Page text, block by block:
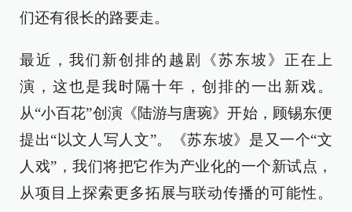
们还有很长的路要走。
最近，我们新创排的越剧《苏东坡》正在上
演，这也是我时隔十年，创排的一出新戏。
从“小百花”创演《陆游与唐琬》开始，顾锡东便
提出“以文人写人文”。《苏东坡》是又一个“文
人戏”，我们将把它作为产业化的一个新试点，
从项目上探索更多拓展与联动传播的可能性。